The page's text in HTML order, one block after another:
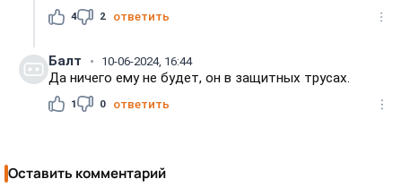
4 2 ответить
Балт 10-06-2024, 16:44
Да ничего ему не будет, он в защитных трусах.
1 0 ответить
Оставить комментарий